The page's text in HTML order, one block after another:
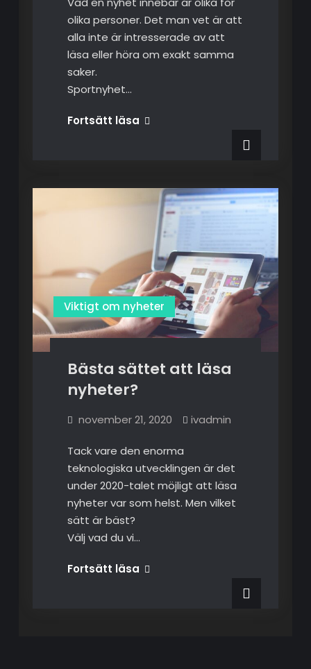
olika personer. Det man vet är att
alla inte är intresserade av att
läsa eller höra om exakt samma
saker.
Sportnyhet…
Viktigt om nyheter
Bästa sättet att läsa
nyheter?
november 21, 2020 ivadmin
Tack vare den enorma
teknologiska utvecklingen är det
under 2020-talet möjligt att läsa
nyheter var som helst. Men vilket
sätt är bäst?
Välj vad du vi…